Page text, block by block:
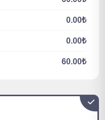
0.00₺
0.00₺
60.00₺